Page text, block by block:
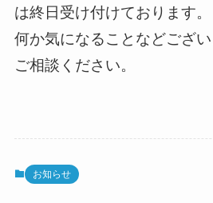
は終日受け付けております。
何か気になることなどござ
ご相談ください。
お知らせ